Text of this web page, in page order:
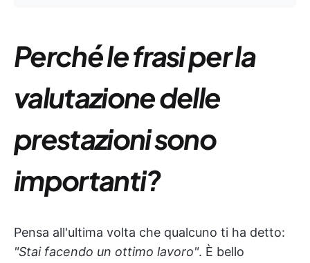
Perché le frasi per la
valutazione delle
prestazioni sono
importanti?
Pensa all'ultima volta che qualcuno ti ha detto:
"Stai facendo un ottimo lavoro". È bello